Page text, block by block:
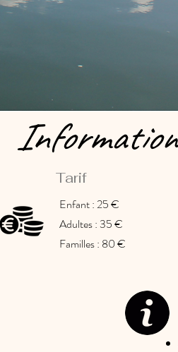
Information
Tarif
Enfant : 25 €
Adultes : 35 €
Familles : 80 €